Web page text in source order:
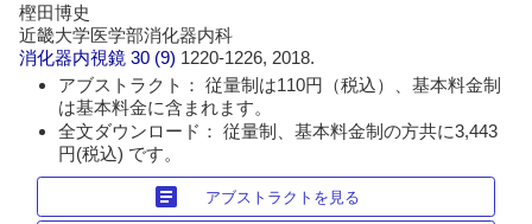
樫田博史
近畿大学医学部消化器内科
消化器内視鏡 30 (9) 1220-1226, 2018.
アブストラクト： 従量制は110円（税込）、基本料金制
は基本料金に含まれます。
全文ダウンロード： 従量制、基本料金制の方共に3,443
円(税込) です。
article アブストラクトを見る